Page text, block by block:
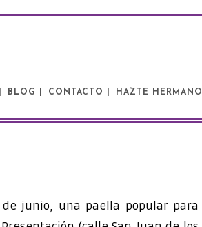
BLOG | CONTACTO | HAZTE HERMANO
de junio, una paella popular para